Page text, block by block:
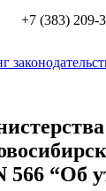
+7 (383) 209-
566 “Об